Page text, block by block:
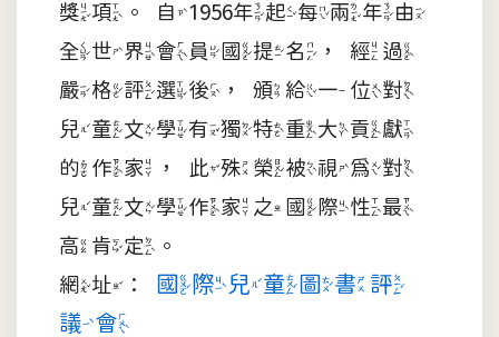
獎項。自1956年起每兩年由
全世界會員國提名，經過
嚴格評選後，頒給一位對
兒童文學有獨特重大貢獻
的作家，此殊榮被視為對
兒童文學作家之國際性最
高肯定。
網址：
國際兒童圖書評
議會